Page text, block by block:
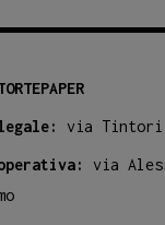
via Tintori
via